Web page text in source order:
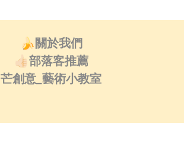
🍌關於我們
👍🏻部落客推薦
芒創意_藝術小教室